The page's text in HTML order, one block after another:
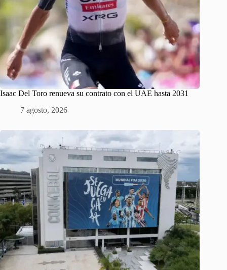
Isaac Del Toro renueva su contrato con el UAE hasta 2031
7 agosto, 2026